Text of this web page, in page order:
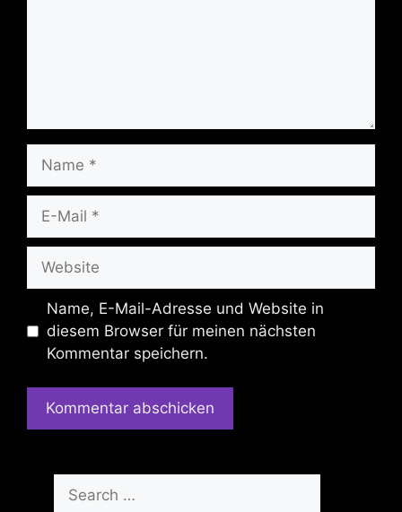
Mail
Name, E-Mail-Adresse und Website in
diesem Browser für meinen nächsten
Kommentar speichern.